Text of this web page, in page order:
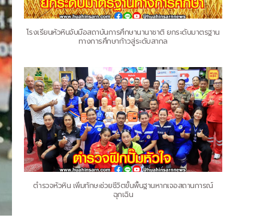
โรงเรียนหัวหินจับมือสถาบันการศึกษานานาชาติ ยกระดับมาตรฐาน
ทางการศึกษาก้าวสู่ระดับสากล
ตำรวจหัวหิน เพิ่มทักษะช่วยชีวิตขั้นพื้นฐานหากเจอสถานการณ์
ฉุกเฉิน